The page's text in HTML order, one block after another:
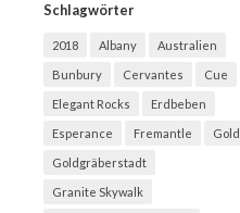
Schlagwörter
2018 Albany Australien
Bunbury Cervantes Cue
Elegant Rocks Erdbeben
Esperance Fremantle Gold
Goldgräberstadt
Granite Skywalk